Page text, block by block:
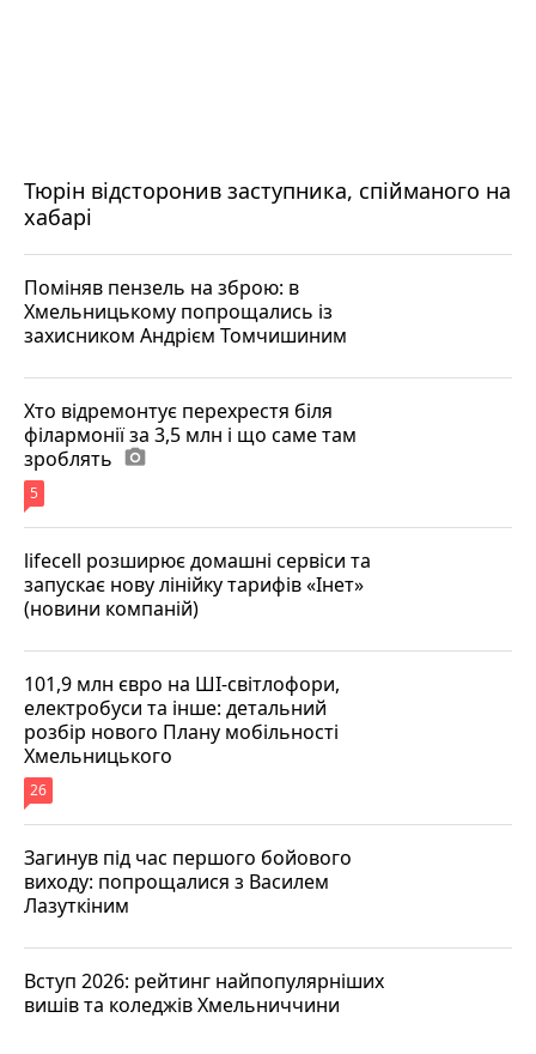
Тюрін відсторонив заступника, спійманого на
хабарі
Поміняв пензель на зброю: в
Хмельницькому попрощались із
захисником Андрієм Томчишиним
Хто відремонтує перехрестя біля
філармонії за 3,5 млн і що саме там
зроблять photo_camera
5
lifecell розширює домашні сервіси та
запускає нову лінійку тарифів «Інет»
(новини компаній)
101,9 млн євро на ШІ-світлофори,
електробуси та інше: детальний
розбір нового Плану мобільності
Хмельницького
26
Загинув під час першого бойового
виходу: попрощалися з Василем
Лазуткіним
Вступ 2026: рейтинг найпопулярніших
вишів та коледжів Хмельниччини